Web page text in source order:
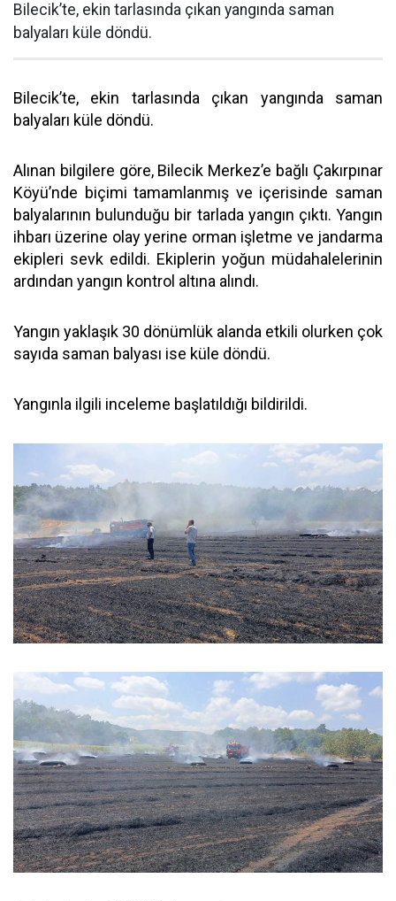
Bilecik’te, ekin tarlasında çıkan yangında saman
balyaları küle döndü.
Bilecik’te, ekin tarlasında çıkan yangında saman
balyaları küle döndü.
Alınan bilgilere göre, Bilecik Merkez’e bağlı Çakırpınar
Köyü’nde biçimi tamamlanmış ve içerisinde saman
balyalarının bulunduğu bir tarlada yangın çıktı. Yangın
ihbarı üzerine olay yerine orman işletme ve jandarma
ekipleri sevk edildi. Ekiplerin yoğun müdahalelerinin
ardından yangın kontrol altına alındı.
Yangın yaklaşık 30 dönümlük alanda etkili olurken çok
sayıda saman balyası ise küle döndü.
Yangınla ilgili inceleme başlatıldığı bildirildi.